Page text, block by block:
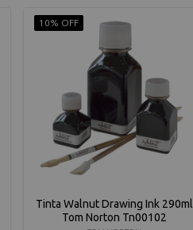
10% OFF
Tinta Walnut Drawing Ink 290ml
Tom Norton Tn00102